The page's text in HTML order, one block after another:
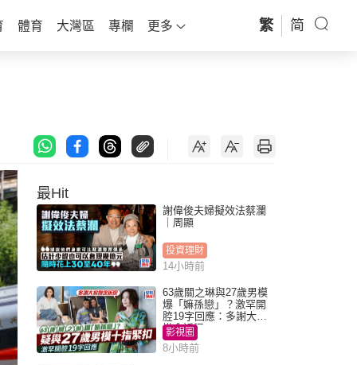
體育 大灣區 專欄 更多 繁 简
最Hit
謝偉俊夫婦擬效法蔡瀾
｜周顯
投資理財
14小時前
63歲關之琳與27歲男模
爆「嫲孫戀」？激罕開
腔19字回應：多謝大家
掛念近況
影視圈
8小時前